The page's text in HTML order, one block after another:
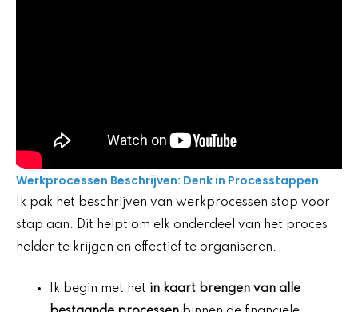
Werkprocessen Beschrijven: Denk in Processtappen
Ik pak het beschrijven van werkprocessen stap voor
stap aan. Dit helpt om elk onderdeel van het proces
helder te krijgen en effectief te organiseren.
Ik begin met het in kaart brengen van alle